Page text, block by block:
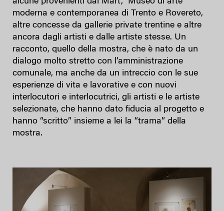
moderna e contemporanea di Trento e Rovereto,
altre concesse da gallerie private trentine e altre
ancora dagli artisti e dalle artiste stesse. Un
racconto, quello della mostra, che è nato da un
dialogo molto stretto con l’amministrazione
comunale, ma anche da un intreccio con le sue
esperienze di vita e lavorative e con nuovi
interlocutori e interlocutrici, gli artisti e le artiste
selezionate, che hanno dato fiducia al progetto e
hanno “scritto” insieme a lei la “trama” della
mostra.